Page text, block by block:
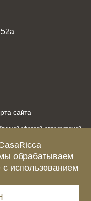
обрабатываем
использованием
сайта
офертой, определяемой
Для получения актуальной и
поставки просьба
КОМ. 81 Г.МОСКВА, ВН.ТЕР.